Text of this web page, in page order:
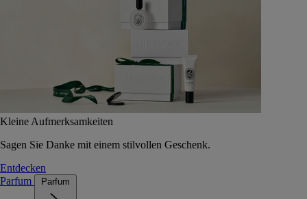
Kleine Aufmerksamkeiten
Sagen Sie Danke mit einem stilvollen Geschenk.
Entdecken
Parfum
Parfum